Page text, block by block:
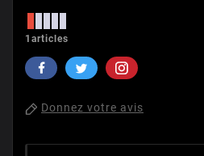
1articles
Donnez votre avis